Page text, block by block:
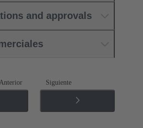
and approvals
Siguiente